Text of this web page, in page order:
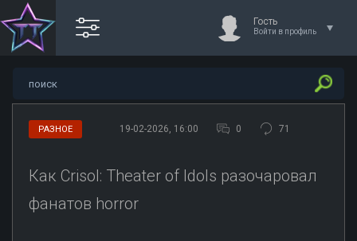
Гость
Войти в профиль
РАЗНОЕ 19-02-2026, 16:00 0 71
Как Crisol: Theater of Idols разочаровал
фанатов horror